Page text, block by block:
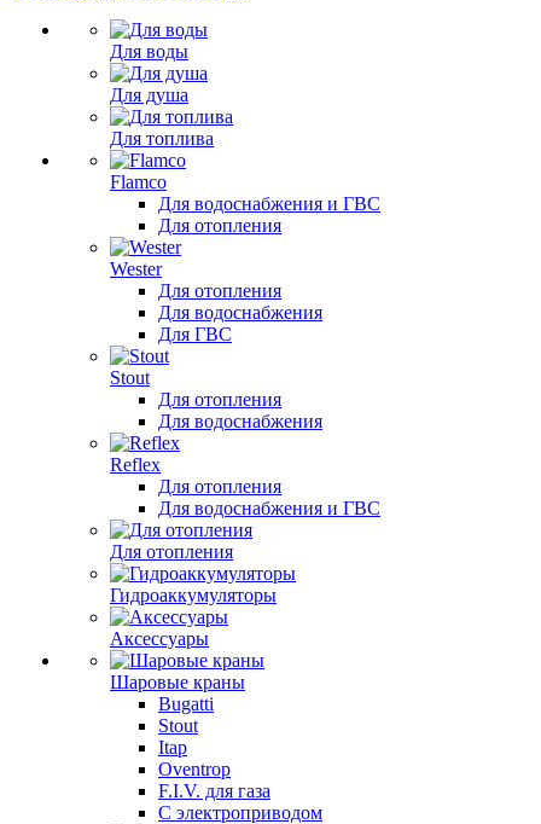
Для воды
Для душа
Для топлива
Flamco
Для водоснабжения и ГВС
Для отопления
Wester
Для отопления
Для водоснабжения
Для ГВС
Stout
Для отопления
Для водоснабжения
Reflex
Для отопления
Для водоснабжения и ГВС
Для отопления
Гидроаккумуляторы
Аксессуары
Шаровые краны
Bugatti
Stout
Itap
Oventrop
F.I.V. для газа
С электроприводом